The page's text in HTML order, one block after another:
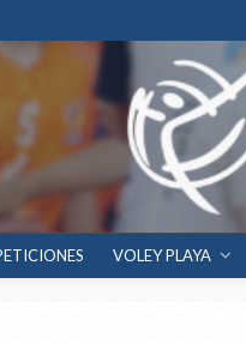
VOLEY PLAYA